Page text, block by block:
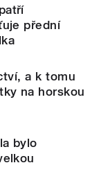
přední
a k tomu
na horskou
bylo